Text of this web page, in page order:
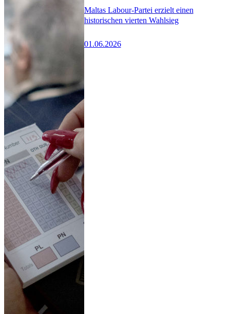
Maltas Labour-Partei erzielt einen
historischen vierten Wahlsieg
01.06.2026